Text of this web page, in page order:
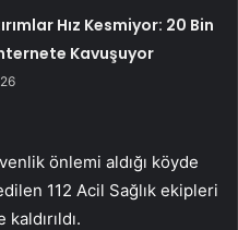
Hız Kesmiyor: 20 Bin
Kavuşuyor
önlemi aldığı köyde
112 Acil Sağlık ekipleri